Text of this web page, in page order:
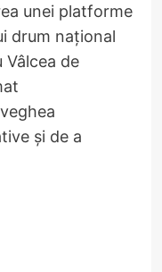
unei platforme
drum național
Vâlcea de
și de a